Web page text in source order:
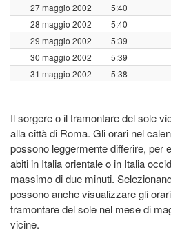
27 maggio 2002
5:40
28 maggio 2002
5:40
29 maggio 2002
5:39
30 maggio 2002
5:39
31 maggio 2002
5:38
Il sorgere o il tramontare del sole
alla città di Roma. Gli orari nel
possono leggermente differire, per
abiti in Italia orientale o in Italia
massimo di due minuti.
possono anche visualizzare gli
tramontare del sole nel mese di
vicine.